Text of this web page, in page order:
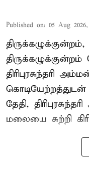
Published on: 05 Aug
திருக்கழுக்குன்றம்,
திரிபுரசுந்தரி
கொடியேற்றத்துடன்
தேதி,
மலையை சுற்றி